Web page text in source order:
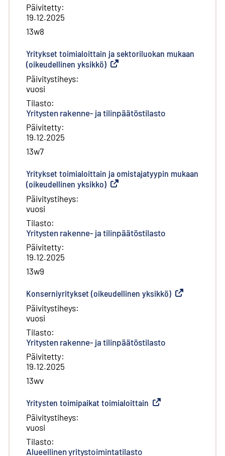
Päivitetty:
19.12.2025
13w8
Yritykset toimialoittain ja sektoriluokan mukaan
(oikeudellinen yksikkö) Ulkoinen linkki
Päivitystiheys:
vuosi
Tilasto:
Yritysten rakenne- ja tilinpäätöstilasto
Päivitetty:
19.12.2025
13w7
Yritykset toimialoittain ja omistajatyypin mukaan
(oikeudellinen yksikko) Ulkoinen linkki
Päivitystiheys:
vuosi
Tilasto:
Yritysten rakenne- ja tilinpäätöstilasto
Päivitetty:
19.12.2025
13w9
Konserniyritykset (oikeudellinen yksikkö) Ulkoinen linkki
Päivitystiheys:
vuosi
Tilasto:
Yritysten rakenne- ja tilinpäätöstilasto
Päivitetty:
19.12.2025
13wv
Yritysten toimipaikat toimialoittain Ulkoinen linkki
Päivitystiheys:
vuosi
Tilasto:
Alueellinen yritystoimintatilasto